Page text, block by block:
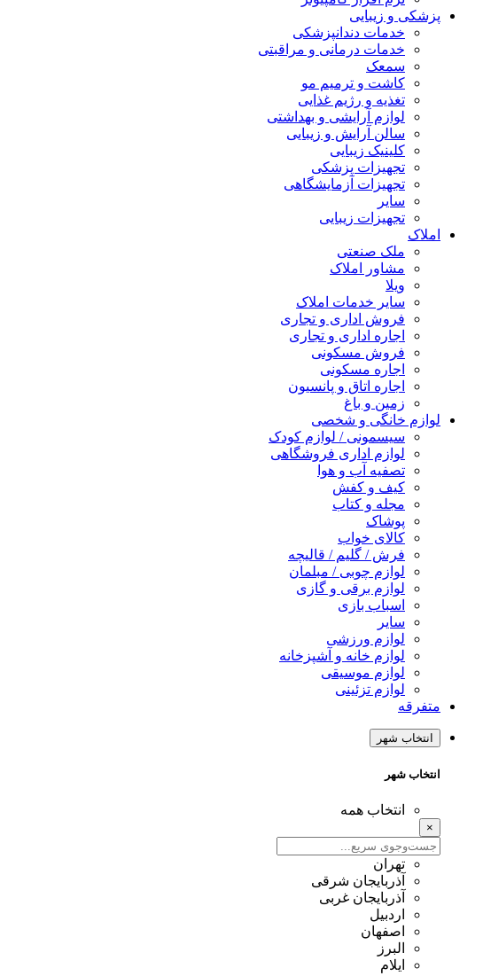
پزشکی و زیبایی
خدمات دندانپزشکی
خدمات درمانی و مراقبتی
سمعک
کاشت و ترمیم مو
تغذیه و رژیم غذایی
لوازم آرایشی و بهداشتی
سالن آرایش و زیبایی
کلینیک زیبایی
تجهیزات پزشکی
تجهیزات آزمایشگاهی
سایر
تجهیزات زیبایی
املاک
ملک صنعتی
مشاور املاک
ویلا
سایر خدمات املاک
فروش اداری و تجاری
اجاره اداری و تجاری
فروش مسکونی
اجاره مسکونی
اجاره اتاق و پانسیون
زمین و باغ
لوازم خانگی و شخصی
سیسمونی / لوازم کودک
لوازم اداری فروشگاهی
تصفیه آب و هوا
کیف و کفش
مجله و کتاب
پوشاک
کالای خواب
فرش / گلیم / قالیچه
لوازم چوبی / مبلمان
لوازم برقی و گازی
اسباب بازی
سایر
لوازم ورزشی
لوازم خانه و آشپزخانه
لوازم موسیقی
لوازم تزئینی
متفرقه
انتخاب شهر
انتخاب شهر
انتخاب همه
×
تهران
آذربایجان شرقی
آذربایجان غربی
اردبیل
اصفهان
البرز
ایلام